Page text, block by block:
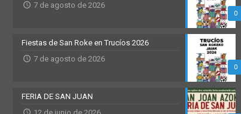
0
7 de agosto de 2026
0
Fiestas de San Roke en Trucíos 2026
7 de agosto de 2026
FERIA DE SAN JUAN